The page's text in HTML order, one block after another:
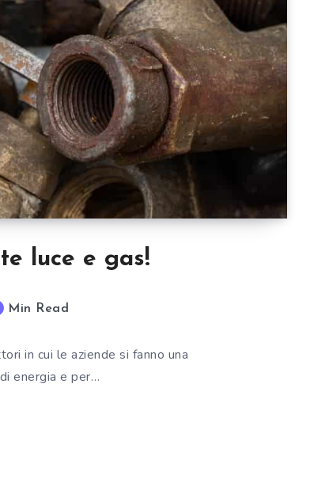
luce e gas!
Min Read
in cui le aziende si fanno una
energia e per…